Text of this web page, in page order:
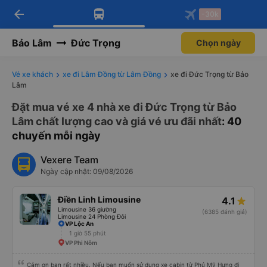
Tải app Vexere ngay!
Nhận ưu đãi thành viên độc
Mở app
Tải app Vexere
-30k/ghế khi đặt vé máy bay qua
Mở app
arrow_back -30k
Bảo Lâm Đức Trọng Chọn ngày
Vé xe khách xe đi Lâm Đồng từ Lâm Đồng
xe đi Đức Trọng từ Bảo
Lâm
Đặt mua vé xe 4 nhà xe đi Đức Trọng từ Bảo
Lâm chất lượng cao và giá vé ưu đãi nhất: 40
chuyến mỗi ngày
Vexere Team
Ngày cập nhật: 09/08/2026
Điền Linh Limousine
Limousine 36 giường
Limousine 24 Phòng Đôi
4.1
(6385 đánh giá)
VP Lộc An
1 giờ 55 phút
VP Phi Nôm
Cảm ơn bạn rất nhiều. Nếu bạn muốn sử dụng xe cabin từ Phú Mỹ Hưng đi